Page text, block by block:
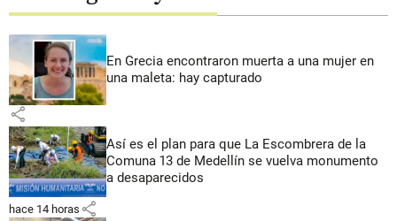
En Grecia encontraron muerta a una mujer en
una maleta: hay capturado
share
Así es el plan para que La Escombrera de la
Comuna 13 de Medellín se vuelva monumento
a desaparecidos
hace 14 horas share